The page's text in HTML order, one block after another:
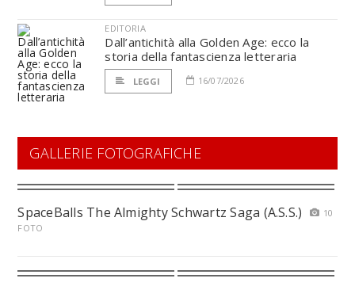
EDITORIA
Dall’antichità alla Golden Age: ecco la
storia della fantascienza letteraria
LEGGI 16/07/2026
GALLERIE FOTOGRAFICHE
SpaceBalls The Almighty Schwartz Saga (A.S.S.)
10
FOTO